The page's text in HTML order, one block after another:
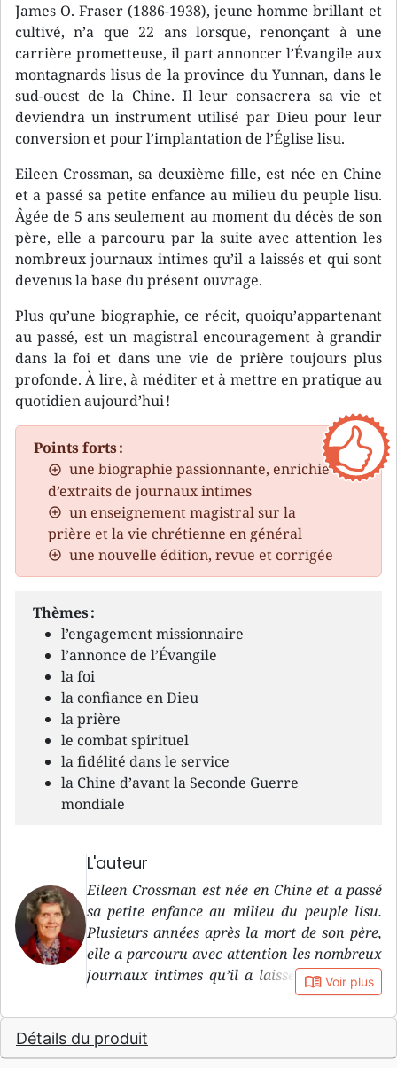
James O. Fraser (1886-1938), jeune homme brillant et
cultivé, n’a que 22 ans lorsque, renonçant à une
carrière prometteuse, il part annoncer l’Évangile aux
montagnards lisus de la province du Yunnan, dans le
sud-ouest de la Chine. Il leur consacrera sa vie et
deviendra un instrument utilisé par Dieu pour leur
conversion et pour l’implantation de l’Église lisu.
Eileen Crossman, sa deuxième fille, est née en Chine
et a passé sa petite enfance au milieu du peuple lisu.
Âgée de 5 ans seulement au moment du décès de son
père, elle a parcouru par la suite avec attention les
nombreux journaux intimes qu’il a laissés et qui sont
devenus la base du présent ouvrage.
Plus qu’une biographie, ce récit, quoiqu’appartenant
au passé, est un magistral encouragement à grandir
dans la foi et dans une vie de prière toujours plus
profonde. À lire, à méditer et à mettre en pratique au
quotidien aujourd’hui !
Points forts :
une biographie passionnante, enrichie
d’extraits de journaux intimes
un enseignement magistral sur la
prière et la vie chrétienne en général
une nouvelle édition, revue et corrigée
Thèmes :
l’engagement missionnaire
l’annonce de l’Évangile
la foi
la confiance en Dieu
la prière
le combat spirituel
la fidélité dans le service
la Chine d’avant la Seconde Guerre
mondiale
L'auteur
Eileen Crossman est née en Chine et a passé
sa petite enfance au milieu du peuple lisu.
Plusieurs années après la mort de son père,
elle a parcouru avec attention les nombreux
journaux intimes qu’il a laissés et qui sont
devenus la base du présent ouvrage.
book_open Voir plus
Détails du produit